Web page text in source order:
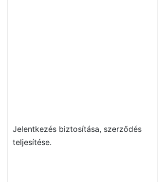
Jelentkezés biztosítása, szerződés
teljesítése.